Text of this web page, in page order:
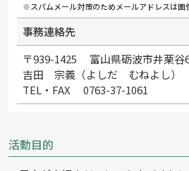
※スパムメール対策のためメールアドレスは画
事務連絡先
〒939-1425 富山県砺波市井栗谷
吉田 宗義（よしだ むねよし）
TEL・FAX 0763-37-1061
活動目的